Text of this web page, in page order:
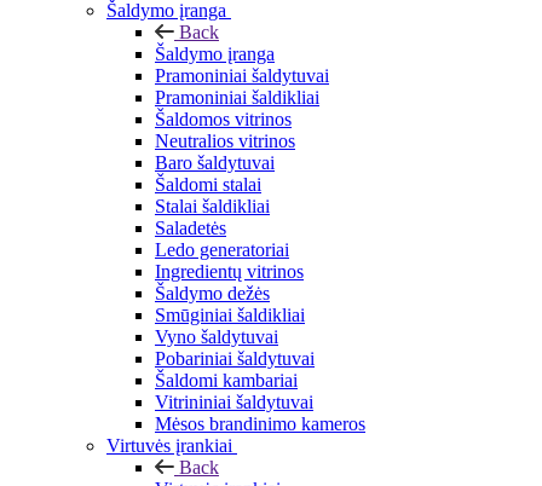
Šaldymo įranga
Back
Šaldymo įranga
Pramoniniai šaldytuvai
Pramoniniai šaldikliai
Šaldomos vitrinos
Neutralios vitrinos
Baro šaldytuvai
Šaldomi stalai
Stalai šaldikliai
Saladetės
Ledo generatoriai
Ingredientų vitrinos
Šaldymo dežės
Smūginiai šaldikliai
Vyno šaldytuvai
Pobariniai šaldytuvai
Šaldomi kambariai
Vitrininiai šaldytuvai
Mėsos brandinimo kameros
Virtuvės įrankiai
Back